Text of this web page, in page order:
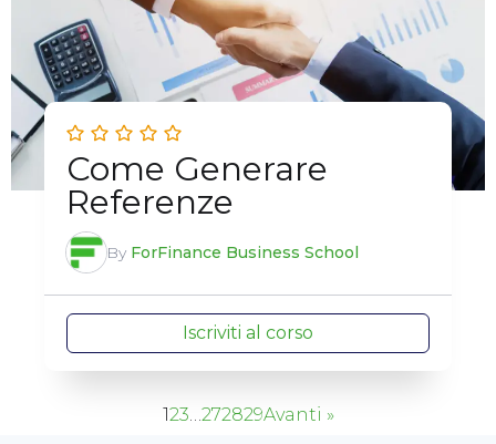
Come Generare
Referenze
By ForFinance Business School
Iscriviti al corso
123…272829Avanti »